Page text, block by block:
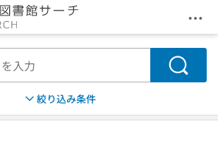
メ
検索
絞り込み条件